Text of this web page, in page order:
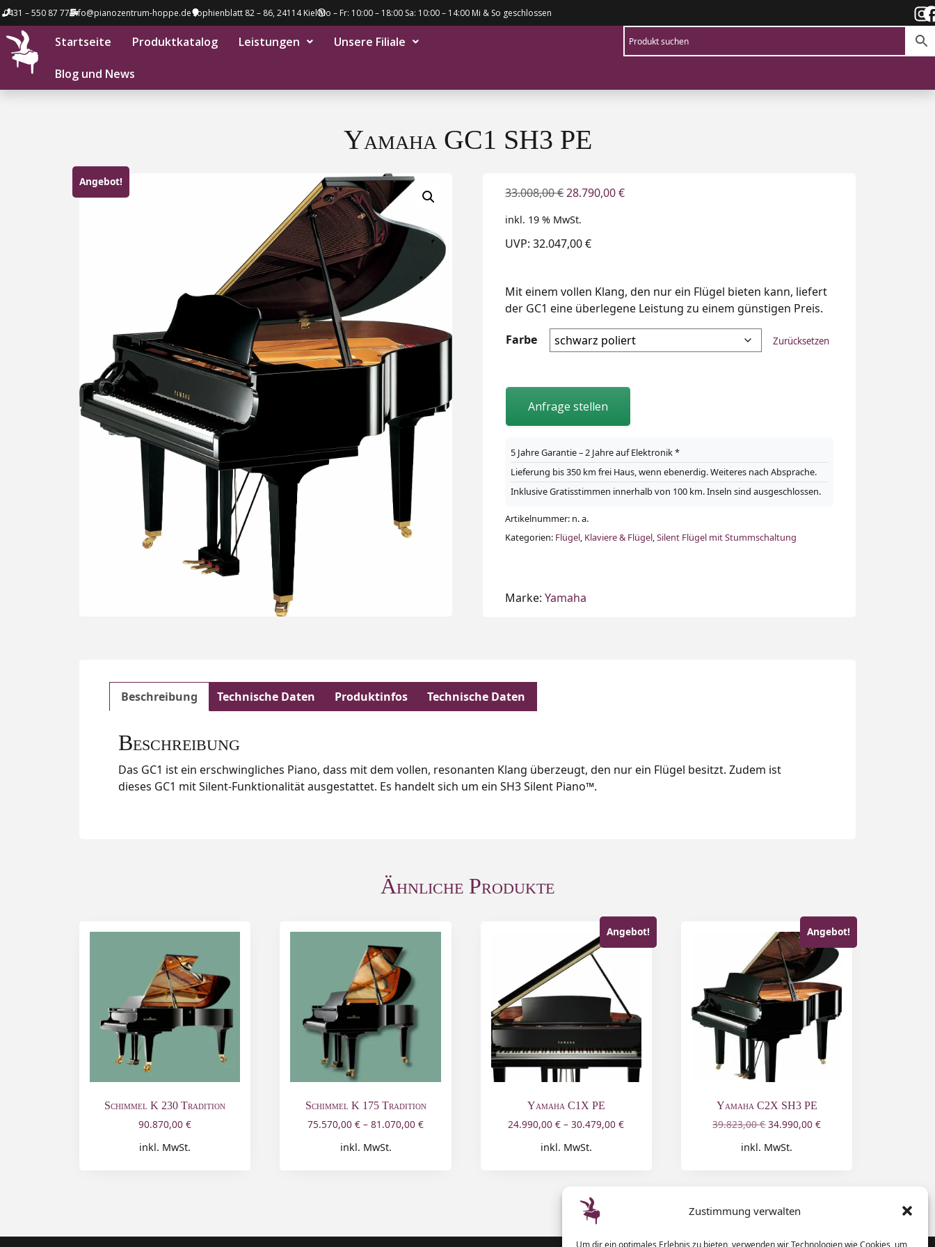
Zustimmung verwalten
Um dir ein optimales Erlebnis zu bieten, verwenden wir Technologien wie Cookies, um
0431 – 550 87 77info@pianozentrum-hoppe.deSophienblatt 82 – 86, 24114 KielMo – Fr: 10:00 – 18:00 Sa: 10:00 – 14:00 Mi & So geschlossen
Startseite Produktkatalog Leistungen Unsere Filiale
Blog und News
Yamaha GC1 SH3 PE
Angebot!
33.008,00€28.790,00€
inkl. 19 % MwSt.
UVP: 32.047,00 €
Mit einem vollen Klang, den nur ein Flügel bieten kann, liefert
der GC1 eine überlegene Leistung zu einem günstigen Preis.
Farbe Zurücksetzen
Anfrage stellen
5 Jahre Garantie – 2 Jahre auf Elektronik *
Lieferung bis 350 km frei Haus, wenn ebenerdig. Weiteres nach Absprache.
Inklusive Gratisstimmen innerhalb von 100 km. Inseln sind ausgeschlossen.
Artikelnummer: n. a.
Kategorien: Flügel, Klaviere & Flügel,Silent Flügel mit Stummschaltung
Marke: Yamaha
Beschreibung Technische Daten Produktinfos Technische Daten
Beschreibung
Das GC1 ist ein erschwingliches Piano, dass mit dem vollen, resonanten Klang überzeugt, den nur ein Flügel besitzt. Zudem ist
dieses GC1 mit Silent-Funktionalität ausgestattet. Es handelt sich um ein SH3 Silent Piano™.
Ähnliche Produkte
Schimmel K 230 Tradition
90.870,00€
inkl. MwSt.
Schimmel K 175 Tradition
75.570,00 € – 81.070,00 €
inkl. MwSt.
Angebot!
Yamaha C1X PE
24.990,00€ –30.479,00€
inkl. MwSt.
Angebot!
Yamaha C2X SH3 PE
39.823,00€ 34.990,00€
inkl. MwSt.